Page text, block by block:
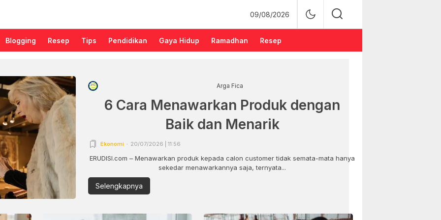
09/08/2026
Blogging Resep Tips Pendidikan Gaya Hidup Ramadhan Resep
Arga Fica
6 Cara Menawarkan Produk dengan
Baik dan Menarik
Ekonomi 20/07/2026 | 11:56
ERUDISI.com – Menawarkan produk kepada calon customer tidak semata-mata hanya
sekedar menawarkannya saja, ternyata...
Selengkapnya